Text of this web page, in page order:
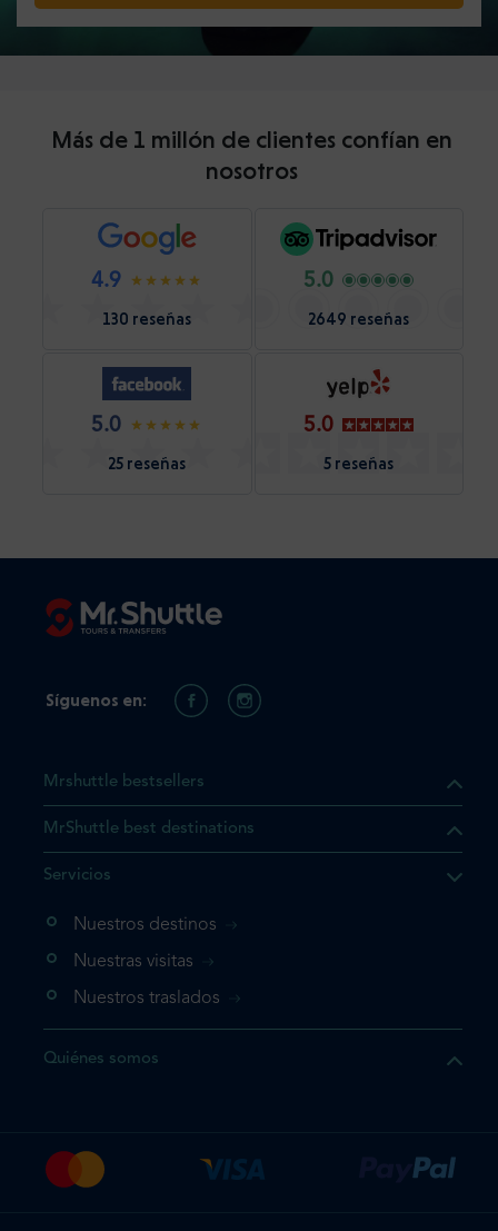
Más de 1 millón de clientes confían en
nosotros
4.9
130 reseñas
5.0
2649 reseñas
5.0
25 reseñas
5.0
5 reseñas
Mrshuttle bestsellers
MrShuttle best destinations
Servicios
Nuestros destinos
Nuestras visitas
Nuestros traslados
Quiénes somos
Síguenos en: